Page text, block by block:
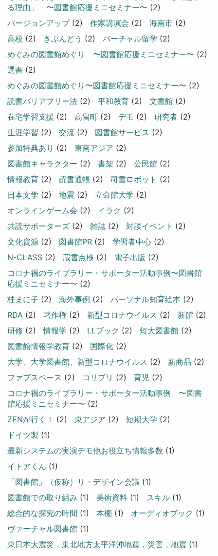
る理由」 〜図書館応援ミニセミナー〜 (2)
バージョンアップ(2) 作家講演会 (2) 海南市(2)
高校 (2) きぶんどう (2) バーチャル留学 (2)
めぐみの図書館めぐり 〜図書館応援ミニセミナー〜 (2)
選書(2)
めぐみの図書館めぐり〜図書館応援ミニセミナー〜 (2)
読書バリアフリー法(2) 平和教育(2) 文書館(2)
在宅学習支援 (2) 高畠町(2) デモ (2) 研究者(2)
生涯学習 (2) 交流(2) 図書館サービス (2)
参加特典あり (2) 東南アジア (2)
図書館キャラクター (2) 書架 (2) 公民館(2)
情報教育(2) 読書通帳 (2) 司書ロボット (2)
日本文学 (2) 地震 (2) 立命館大学 (2)
オンラインゲーム会 (2) イラク (2)
共読サポーターズ(2) 雑誌(2) 対談イベント (2)
文化資源(2) 図書館PR(2) 学習者中心(2)
N-CLASS(2) 蔵書点検 (2) 電子出版 (2)
コロナ禍のライブラリー・サポーター活動事例〜図書館
応援ミニセミナー〜 (2)
桂まに子 (2) 海外事例 (2) パーソナル知育絵本(2)
RDA(2) 著作権(2) 新型コロナウイルス (2) 新館(2)
研修 (2) 情報学 (2) LLブック (2) 短大図書館(2)
図書館情報学教育(2) 国際化(2)
大学、大学図書館、新型コロナウイルス (2) 新商品 (2)
ファブスペース (2) コリブリ (2) 育児 (2)
コロナ禍のライブラリー・サポーター活動事例 〜図書
館応援ミニセミナー〜 (2)
ZENが行く！
(2) 東アジア (2) 短期大学 (2)
ドイツ製 (1)
最新システムの実演デモ他お役立ち情報多数 (1)
イトアくん (1)
「図書館」（仮称）リ・デザイン会議(1)
図書館での取り組み (1) 美術資料(1) スキル(1)
総合的な探究の時間 (1) 本棚 (1) オーディオブック (1)
ヴァーチャル図書館(1)
東日本大震災，東北地方太平洋沖地震，災害，地震 (1)